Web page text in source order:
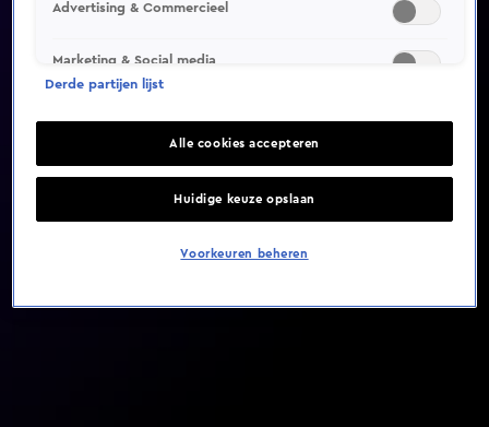
Advertising & Commercieel
Marketing & Social media
Derde partijen lijst
Alle cookies accepteren
Huidige keuze opslaan
Voorkeuren beheren